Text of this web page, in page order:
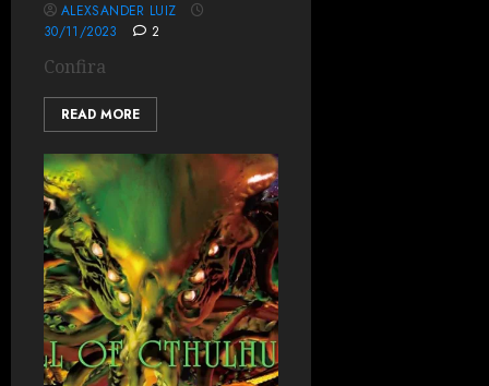
ALEXSANDER LUIZ
30/11/2023
2
Confira
READ MORE